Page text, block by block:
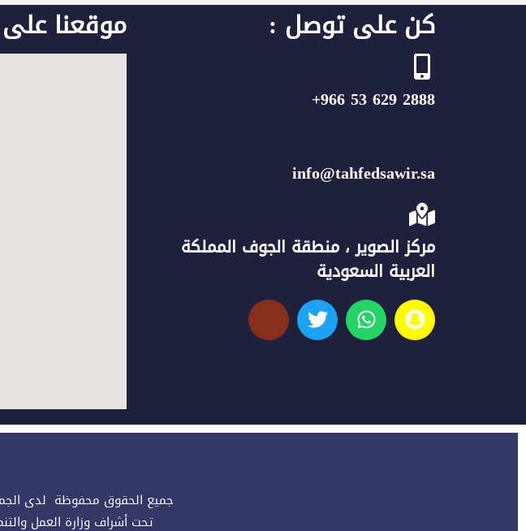
كن على توصل :
2888 629 53 966+
info@tahfedsawir.sa
مركز الصوير ، منطقة الجوف المملكة
العربية السعودية
موقعنا
جميع الحقوق محفوظة لدى
تحت أشراف وزارة العمل والتنمية